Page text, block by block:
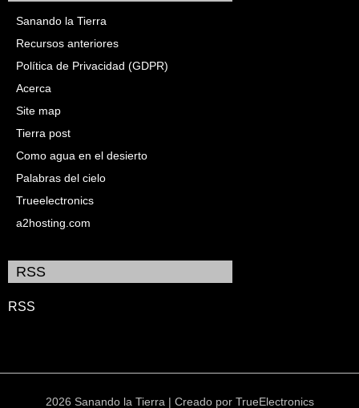
Sanando la Tierra
Recursos anteriores
Política de Privacidad (GDPR)
Acerca
Site map
Tierra post
Como agua en el desierto
Palabras del cielo
Trueelectronics
a2hosting.com
RSS
RSS
2026 Sanando la Tierra | Creado por TrueElectronics